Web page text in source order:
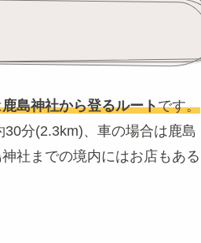
鹿島神社から登るルートです。
分(2.3km)、車の場合は鹿島
社までの境内にはお店もある